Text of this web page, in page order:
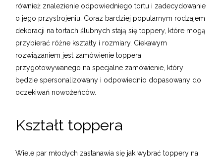
również znalezienie odpowiedniego tortu i zadecydowanie
o jego przystrojeniu. Coraz bardziej popularnym rodzajem
dekoracji na tortach ślubnych stają się toppery, które mogą
przybierać różne kształty i rozmiary. Ciekawym
rozwiązaniem jest zamówienie toppera
przygotowywanego na specjalne zamówienie, który
będzie spersonalizowany i odpowiednio dopasowany do
oczekiwań nowożeńców.
Kształt toppera
Wiele par młodych zastanawia się jak wybrać toppery na